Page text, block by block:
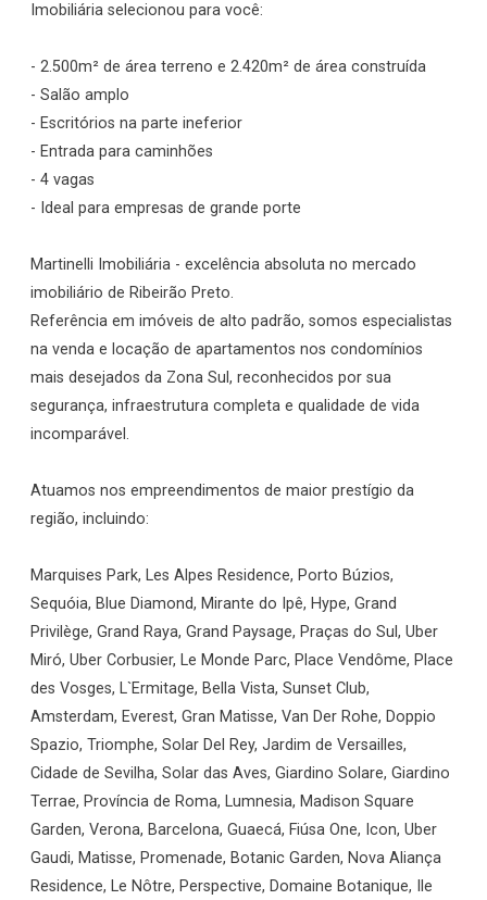
Imobiliária selecionou para você:
- 2.500m² de área terreno e 2.420m² de área construída
- Salão amplo
- Escritórios na parte ineferior
- Entrada para caminhões
- 4 vagas
- Ideal para empresas de grande porte
Martinelli Imobiliária - excelência absoluta no mercado
imobiliário de Ribeirão Preto.
Referência em imóveis de alto padrão, somos especialistas
na venda e locação de apartamentos nos condomínios
mais desejados da Zona Sul, reconhecidos por sua
segurança, infraestrutura completa e qualidade de vida
incomparável.
Atuamos nos empreendimentos de maior prestígio da
região, incluindo:
Marquises Park, Les Alpes Residence, Porto Búzios,
Sequóia, Blue Diamond, Mirante do Ipê, Hype, Grand
Privilège, Grand Raya, Grand Paysage, Praças do Sul, Uber
Miró, Uber Corbusier, Le Monde Parc, Place Vendôme, Place
des Vosges, L`Ermitage, Bella Vista, Sunset Club,
Amsterdam, Everest, Gran Matisse, Van Der Rohe, Doppio
Spazio, Triomphe, Solar Del Rey, Jardim de Versailles,
Cidade de Sevilha, Solar das Aves, Giardino Solare, Giardino
Terrae, Província de Roma, Lumnesia, Madison Square
Garden, Verona, Barcelona, Guaecá, Fiúsa One, Icon, Uber
Gaudi, Matisse, Promenade, Botanic Garden, Nova Aliança
Residence, Le Nôtre, Perspective, Domaine Botanique, Ile